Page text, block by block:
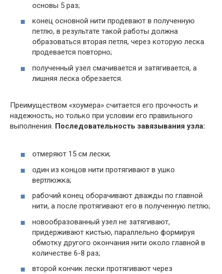
основы 5 раз;
конец основной нити продевают в полученную
петлю, в результате такой работы должна
образоваться вторая петля, через которую леска
продевается повторно;
полученный узел смачивается и затягивается, а
лишняя леска обрезается.
Преимуществом «хоумера» считается его прочность и
надежность, но только при условии его правильного
выполнения. Последовательность завязывания узла:
отмеряют 15 см лески;
один из концов нити протягивают в ушко
вертлюжка;
рабочий конец оборачивают дважды по главной
нити, а после протягивают его в полученную петлю;
новообразованный узел не затягивают,
придерживают кистью, параллельно формируя
обмотку другого окончания нити около главной в
количестве 6-8 раз;
второй кончик лески протягивают через